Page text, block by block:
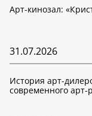
Арт-кинозал:
31.07.2026
История арт-
современного арт-